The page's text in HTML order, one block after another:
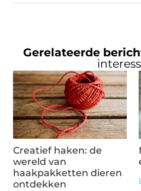
Gerelateerde
Creatief haken: de
wereld van
haakpakketten dieren
ontdekken